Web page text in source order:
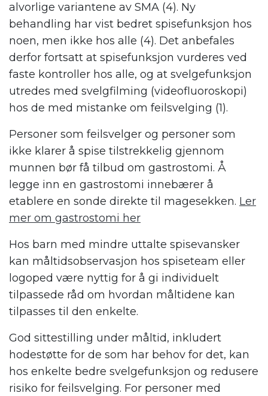
alvorlige variantene av SMA (4). Ny
behandling har vist bedret spisefunksjon hos
noen, men ikke hos alle (4). Det anbefales
derfor fortsatt at spisefunksjon vurderes ved
faste kontroller hos alle, og at svelgefunksjon
utredes med svelgfilming (videofluoroskopi)
hos de med mistanke om feilsvelging (1).
Personer som feilsvelger og personer som
ikke klarer å spise tilstrekkelig gjennom
munnen bør få tilbud om gastrostomi. Å
legge inn en gastrostomi innebærer å
etablere en sonde direkte til magesekken. Ler
mer om gastrostomi her
Hos barn med mindre uttalte spisevansker
kan måltidsobservasjon hos spiseteam eller
logoped være nyttig for å gi individuelt
tilpassede råd om hvordan måltidene kan
tilpasses til den enkelte.
God sittestilling under måltid, inkludert
hodestøtte for de som har behov for det, kan
hos enkelte bedre svelgefunksjon og redusere
risiko for feilsvelging. For personer med